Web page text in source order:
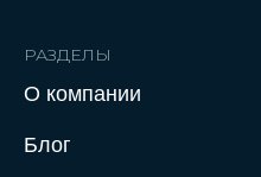
вы соглашаетесь с Политикой
О компании
РАЗДЕЛЫ
Блог